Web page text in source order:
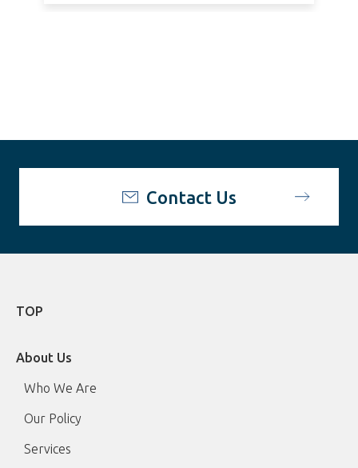
Contact Us
TOP
About Us
Who We Are
Our Policy
Services